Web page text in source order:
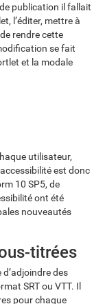
publication il fallait
l’éditer, mettre à
rendre cette
se fait
et la modale
utilisateur,
est donc
10 SP5, de
ont été
nouveautés
titrées
des
SRT ou VTT. Il
pour chaque